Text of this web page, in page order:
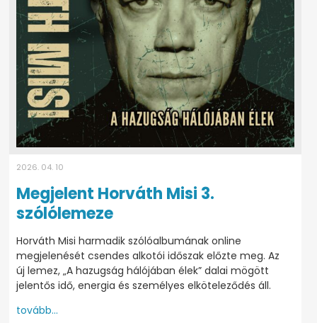
2026. 04. 10
Megjelent Horváth Misi 3.
szólólemeze
Horváth Misi harmadik szólóalbumának online
megjelenését csendes alkotói időszak előzte meg. Az
új lemez, „A hazugság hálójában élek” dalai mögött
jelentős idő, energia és személyes elköteleződés áll.
tovább...